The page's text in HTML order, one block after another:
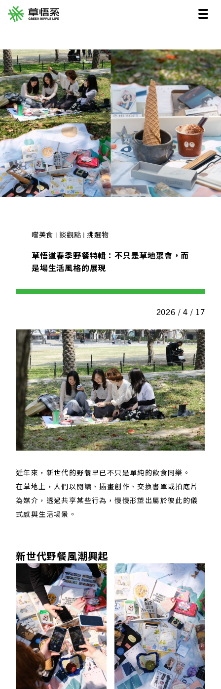
嚐美食 | 談觀點 | 挑選物
草悟道春季野餐特輯：不​只​是​草地​聚會，​而​
是​場​生活​風格​的​展現
2026 / 4 / 17
近年來，新世代的野餐早已不只是單純的飲食同樂。
在草地上，人們以閱讀、插畫創作、交換書單或拍底片
為媒介，透過共享某些行為，慢慢形塑出屬於彼此的儀
式感與生活場景。
新​世代野餐​風潮興​起